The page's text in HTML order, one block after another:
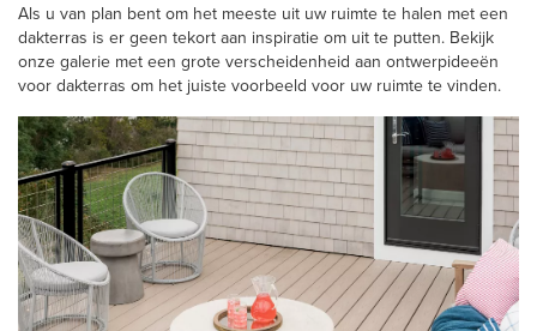
Als u van plan bent om het meeste uit uw ruimte te halen met een
dakterras is er geen tekort aan inspiratie om uit te putten. Bekijk
onze galerie met een grote verscheidenheid aan ontwerpideeën
voor dakterras om het juiste voorbeeld voor uw ruimte te vinden.